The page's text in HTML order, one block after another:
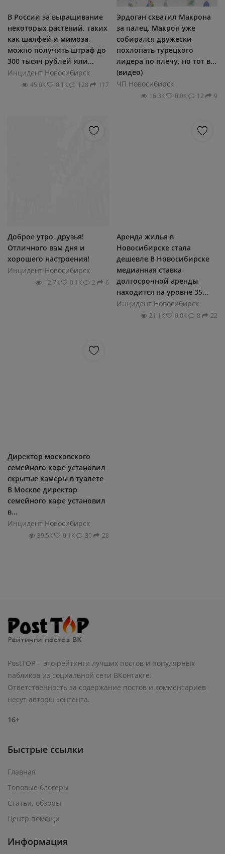
В России за выращивание
некоторых растений, таких
как шалфей и мимоза,
можно получить штраф до
300 тысяч рублей или...
Инцидент Новосибирск
45.0К 0.1К 128 117
Эрдоган схватил Макрона
за палец. Макрон уже
собирался дружески
похлопать турецкого
лидера по плечу, но тот в...
(видео)
ЧП Новосибирск
16.3К 0.0К 12 9
Доброе утро, друзья!
Отличного вам дня и
хорошего настроения!
Инцидент Новосибирск
12.7К 0.1К 2 6
Аренда жилья в
Новосибирске стала
дешевле В Новосибирске
медианная ставка
долгосрочной аренды
находится на уровне 35...
Инцидент Новосибирск
21.1К 0.0К 8 22
Директор московского
семейного кафе установил
скрытые камеры в туалете
В Москве директор
семейного кафе установил
в...
Инцидент Новосибирск
39.5К 0.1К 30 28
PostTOP - это рейтинги лучших постов и популярных
пабликов из социальной сети ВКонтакте.
Ответственность за содержание постов и комментариев
несут авторы контента.
16+
Быстрые ссылки
Главная
Топовые блогеры
Статьи, обзоры
Центр помощи
Информация